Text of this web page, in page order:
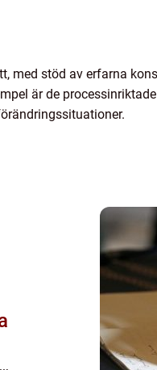
med stöd av erfarna
är de